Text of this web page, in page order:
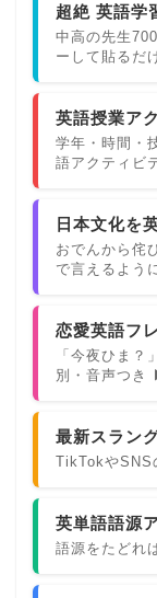
超絶 英語学
中高の先生
ーして貼るだ
英語授業ア
学年・時間・
語アクティビ
日本文化を
おでんから侘
で言えるよう
恋愛英語フ
「今夜ひま？
別・音声つき
最新スラン
TikTokやSNS
英単語語源
語源をたどれ